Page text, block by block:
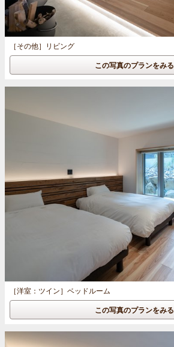
［その他］ リビング
この写真のプランをみる
［洋室：ツイン］ ベッドルーム
この写真のプランをみる